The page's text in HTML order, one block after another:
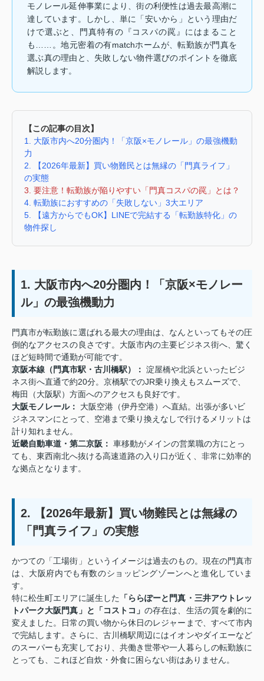
モノレール延伸事業により、街の利便性は過去最高潮に
達しています。しかし、単に「安いから」という理由だ
けで選ぶと、門真特有の『コスパの罠』にはまること
も……。地元密着の有matchホームが、転勤族が門真を
選ぶ真の理由と、失敗しない物件選びのポイントを徹底
解説します。
【この記事の目次】
1. 大阪市内へ20分圏内！「京阪×モノレール」の最強機動
力
2. 【2026年最新】買い物難民とは無縁の「門真ライフ」
の実態
3. 要注意！転勤族が陥りやすい「門真コスパの罠」とは？
4. 転勤族におすすめの「失敗しない」3大エリア
5. 【遠方からでもOK】LINEで完結する「転勤族特化」の
物件探し
1. 大阪市内へ20分圏内！「京阪×モノレー
ル」の最強機動力
門真市が転勤族に選ばれる最大の理由は、なんといってもその圧
倒的なアクセスの良さです。大阪市内の主要ビジネス街へ、驚く
ほど短時間で通勤が可能です。
京阪本線（門真市駅・古川橋駅）： 淀屋橋や北浜といったビジ
ネス街へ直通で約20分。京橋駅でのJR乗り換えもスムーズで、
梅田（大阪駅）方面へのアクセスも良好です。
大阪モノレール：
大阪空港（伊丹空港）へ直結。出張が多いビ
ジネスマンにとって、空港まで乗り換えなしで行けるメリットは
計り知れません。
近畿自動車道・第二京阪： 車移動がメインの営業職の方にとっ
ても、東西南北へ抜ける高速道路の入り口が近く、非常に効率的
な拠点となります。
2. 【2026年最新】買い物難民とは無縁の
「門真ライフ」の実態
かつての「工場街」というイメージは過去のもの。現在の門真市
は、大阪府内でも有数のショッピングゾーンへと進化していま
す。
特に松生町エリアに誕生した
「ららぽーと門真・三井アウトレッ
トパーク大阪門真」と「コストコ」の存在は、生活の質を劇的に
変えました。日常の買い物から休日のレジャーまで、すべて市内
で完結します。さらに、古川橋駅周辺にはイオンやダイエーなど
のスーパーも充実しており、共働き世帯や一人暮らしの転勤族に
とっても、これほど自炊・外食に困らない街はありません。